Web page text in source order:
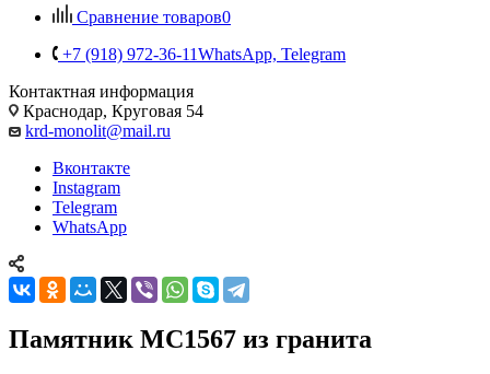
Сравнение товаров0
+7 (918) 972-36-11WhatsApp, Telegram
Контактная информация
Краснодар, Круговая 54
krd-monolit@mail.ru
Вконтакте
Instagram
Telegram
WhatsApp
Памятник МС1567 из гранита